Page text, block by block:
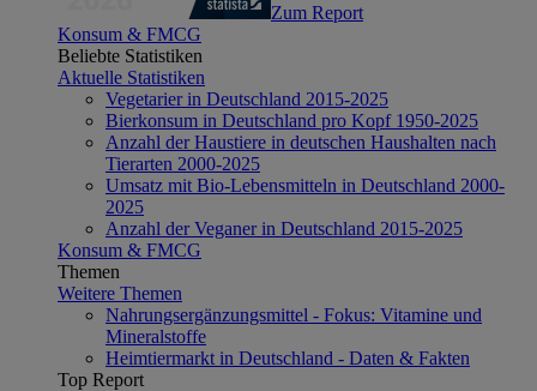
Zum Report
Konsum & FMCG
Beliebte Statistiken
Aktuelle Statistiken
Vegetarier in Deutschland 2015-2025
Bierkonsum in Deutschland pro Kopf 1950-2025
Anzahl der Haustiere in deutschen Haushalten nach
Tierarten 2000-2025
Umsatz mit Bio-Lebensmitteln in Deutschland 2000-
2025
Anzahl der Veganer in Deutschland 2015-2025
Konsum & FMCG
Themen
Weitere Themen
Nahrungsergänzungsmittel - Fokus: Vitamine und
Mineralstoffe
Heimtiermarkt in Deutschland - Daten & Fakten
Top Report